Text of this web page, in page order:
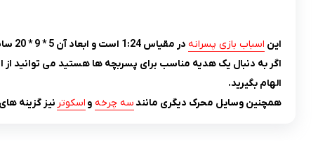
این اسباب بازی پسرانه در مقیاس 1:24 است و ابعاد آن 5 * 9 * 20 سانتی متر می باشد.
اگر به دنبال یک هدیه مناسب برای پسربچه ها هستید می توانید از
الهام بگیرید.
همچنین وسایل محرک دیگری مانند سه چرخه و اسکوتر نیز گزینه